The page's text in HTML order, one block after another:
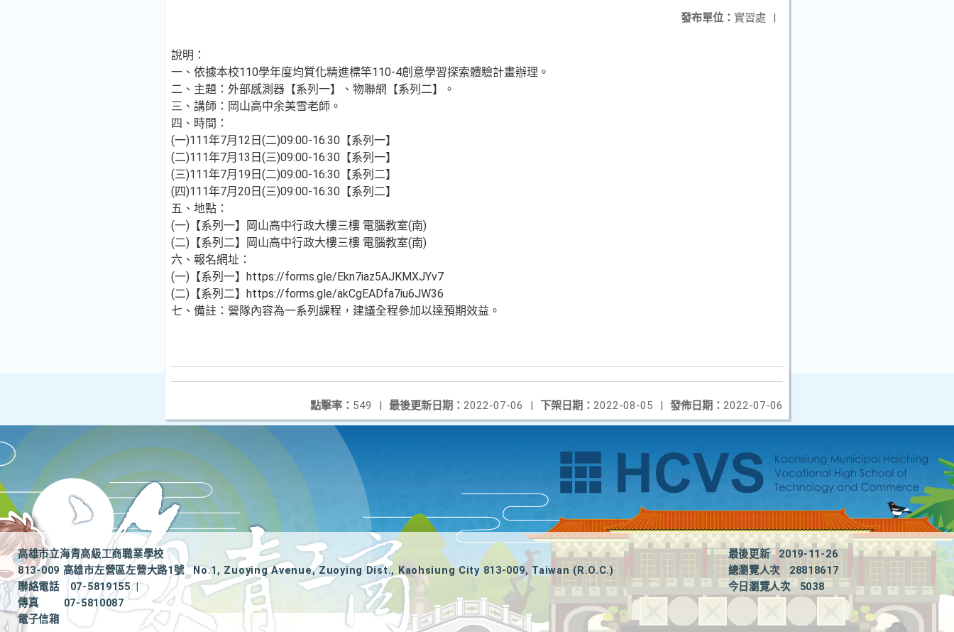
發布單位： 實習處 |
說明：
一、依據本校110學年度均質化精進標竿110-4創意學習探索體驗計畫辦理。
二、主題：外部感測器【系列一】、物聯網【系列二】。
三、講師：岡山高中余美雪老師。
四、時間：
(一)111年7月12日(二)09:00-16:30【系列一】
(二)111年7月13日(三)09:00-16:30【系列一】
(三)111年7月19日(二)09:00-16:30【系列二】
(四)111年7月20日(三)09:00-16:30【系列二】
五、地點：
(一)【系列一】岡山高中行政大樓三樓 電腦教室(南)
(二)【系列二】岡山高中行政大樓三樓 電腦教室(南)
六、報名網址：
(一)【系列一】https://forms.gle/Ekn7iaz5AJKMXJYv7
(二)【系列二】https://forms.gle/akCgEADfa7iu6JW36
七、備註：營隊內容為一系列課程，建議全程參加以達預期效益。
發佈日期： 2022-07-06
下架日期： 2022-08-05 |
最後更新日期： 2022-07-06 |
點擊率： 549 |
高雄市立海青高級工商職業學校
813-009 高雄市左營區左營大路1號
No.1, Zuoying Avenue, Zuoying Dist., Kaohsiung City 813-009, Taiwan (R.O.C.)
聯絡電話
07-5819155
|
傳真
07-5810087
電子信箱
最後更新
2019-11-26
總瀏覽人次
28818617
今日瀏覽人次
5038